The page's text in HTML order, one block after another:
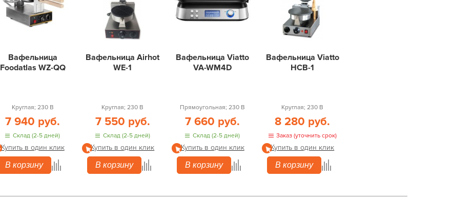
Вафельница
Foodatlas WZ-QQ
Круглая; 230 В
7 940 руб.
Склад (2-5 дней)
Купить в один клик
В корзину
Вафельница Airhot
WE-1
Круглая; 230 В
7 550 руб.
Склад (2-5 дней)
Купить в один клик
В корзину
Вафельница Viatto
VA-WM4D
Прямоугольная; 230 В
7 660 руб.
Склад (2-5 дней)
Купить в один клик
В корзину
Вафельница Viatto
HCB-1
Круглая; 230 В
8 280 руб.
Заказ (уточнить срок)
Купить в один клик
В корзину